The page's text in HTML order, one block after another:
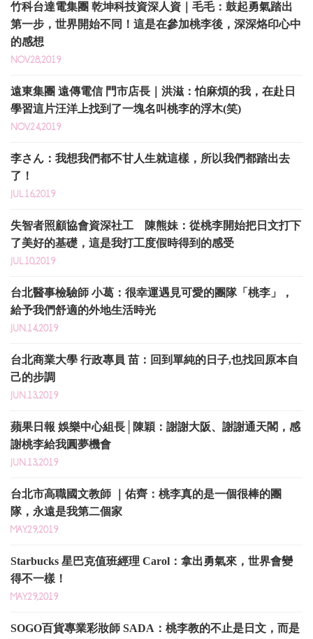
竹科台達電集團 乾坤科技資深人資｜毛毛：鼓起勇氣踏出
第一步，世界開始不同！這是在參加桃李後，深深烙印心中
的感想
NOV.28,2019
遠東集團 遠傳電信 門市店長｜洪滋：怕麻煩的我，在赴日
學習這片汪洋上找到了一塊名叫桃李的浮木(笑)
NOV.24,2019
李さん：我想我們都不甘人生就這樣，所以我們都踏出去
了！
JUL.16,2019
失智者照顧協會資深社工 陳熊妹：從桃李開始把日文打下
了美好的基礎，這是我打工度假時得到的感受
JUL.10,2019
台北醫事檢驗師 小葛：很幸運遇見可愛的團隊「桃李」，
給予我們舒適的外地生活時光
JUN.14,2019
台北商業大學 行政專員 苗：回到單純的日子,也找回原本自
己的步調
JUN.13,2019
蘋果日報 娛樂中心組長│陳穎：謝謝大阪、謝謝通天閣，感
謝桃李給我圓夢機會
JUN.13,2019
台北市高職國文教師 ｜佑齊：桃李真的是一個很棒的團
隊，永遠是我第二個家
MAY.29,2019
Starbucks 星巴克值班經理 Carol：拿出勇氣來，世界會變
得不一樣！
MAY.29,2019
SOGO百貨專業彩妝師 SADA：桃李教的不止是日文，而是